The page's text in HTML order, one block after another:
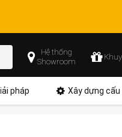
Hệ thống
Showroom
pháp Xây dựng cấu